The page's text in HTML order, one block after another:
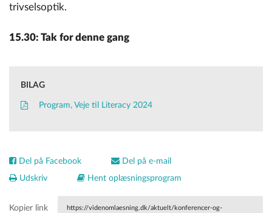
trivselsoptik.
15.30: Tak for denne gang
BILAG
Program, Veje til Literacy 2024
Del på Facebook
Del på e-mail
Udskriv
Hent oplæsningsprogram
Kopier link https://videnomlaesning.dk/aktuelt/konferencer-og-